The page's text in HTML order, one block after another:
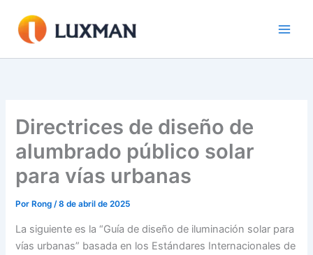
contenido
Directrices de diseño de
alumbrado público solar
para vías urbanas
Por Rong/8 de abril de 2025
La siguiente es la “Guía de diseño de iluminación solar para
vías urbanas” basada en los Estándares Internacionales de